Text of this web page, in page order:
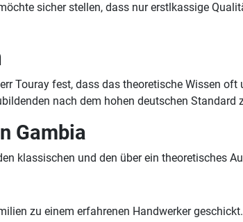
sicher stellen, dass nur erstlkassige
Touray fest, dass das theoretische Wissen
nach dem hohen deutschen Standard
Gambia
klassischen und den über ein theoretisches
zu einem erfahrenen Handwerker